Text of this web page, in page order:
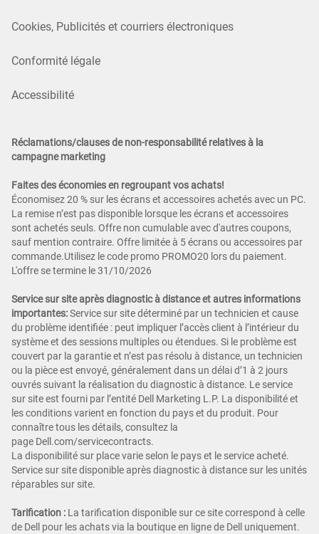
Cookies, Publicités et courriers électroniques
Conformité légale
Accessibilité
Réclamations/clauses de non-responsabilité relatives à la
campagne marketing
Faites des économies en regroupant vos achats!
Économisez 20 % sur les écrans et accessoires achetés avec un PC.
La remise n’est pas disponible lorsque les écrans et accessoires
sont achetés seuls. Offre non cumulable avec d'autres coupons,
sauf mention contraire. Offre limitée à 5 écrans ou accessoires par
commande.Utilisez le code promo PROMO20 lors du paiement.
L'offre se termine le 31/10/2026
Service sur site après diagnostic à distance et autres informations
importantes:Service sur site déterminé par un technicien et cause
du problème identifiée : peut impliquer l’accès client à l’intérieur du
système et des sessions multiples ou étendues. Si le problème est
couvert par la garantie et n’est pas résolu à distance, un technicien
ou la pièce est envoyé, généralement dans un délai d’1 à 2 jours
ouvrés suivant la réalisation du diagnostic à distance. Le service
sur site est fourni par l’entité Dell Marketing L.P. La disponibilité et
les conditions varient en fonction du pays et du produit. Pour
connaître tous les détails, consultez la
page Dell.com/servicecontracts.
La disponibilité sur place varie selon le pays et le service acheté.
Service sur site disponible après diagnostic à distance sur les unités
réparables sur site.
Tarification : La tarification disponible sur ce site correspond à celle
de Dell pour les achats via la boutique en ligne de Dell uniquement.